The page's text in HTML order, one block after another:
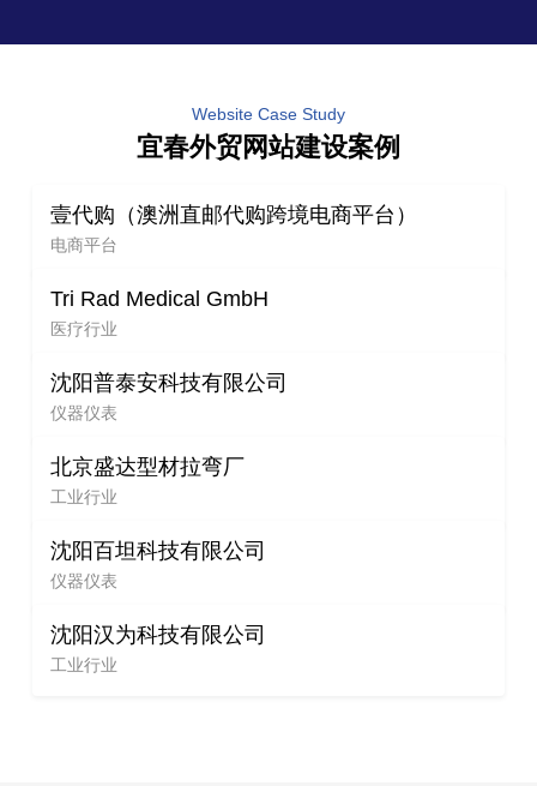
Website Case Study
宜春外贸网站建设案例
壹代购（澳洲直邮代购跨境电商平台）
电商平台
Tri Rad Medical GmbH
医疗行业
沈阳普泰安科技有限公司
仪器仪表
北京盛达型材拉弯厂
工业行业
沈阳百坦科技有限公司
仪器仪表
沈阳汉为科技有限公司
工业行业